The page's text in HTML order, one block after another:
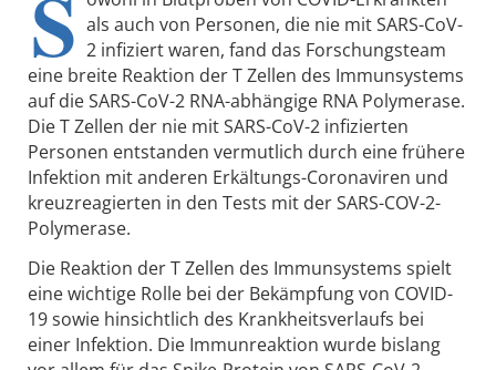
S als auch von Personen, die nie mit SARS-CoV-
2 infiziert waren, fand das Forschungsteam
eine breite Reaktion der T Zellen des Immunsystems
auf die SARS-CoV-2 RNA-abhängige RNA Polymerase.
Die T Zellen der nie mit SARS-CoV-2 infizierten
Personen entstanden vermutlich durch eine frühere
Infektion mit anderen Erkältungs-Coronaviren und
kreuzreagierten in den Tests mit der SARS-COV-2-
Polymerase.
Die Reaktion der T Zellen des Immunsystems spielt
eine wichtige Rolle bei der Bekämpfung von COVID-
19 sowie hinsichtlich des Krankheitsverlaufs bei
einer Infektion. Die Immunreaktion wurde bislang